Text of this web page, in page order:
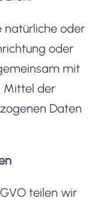
natürliche oder
oder
mit
Mittel der
Daten
teilen wir